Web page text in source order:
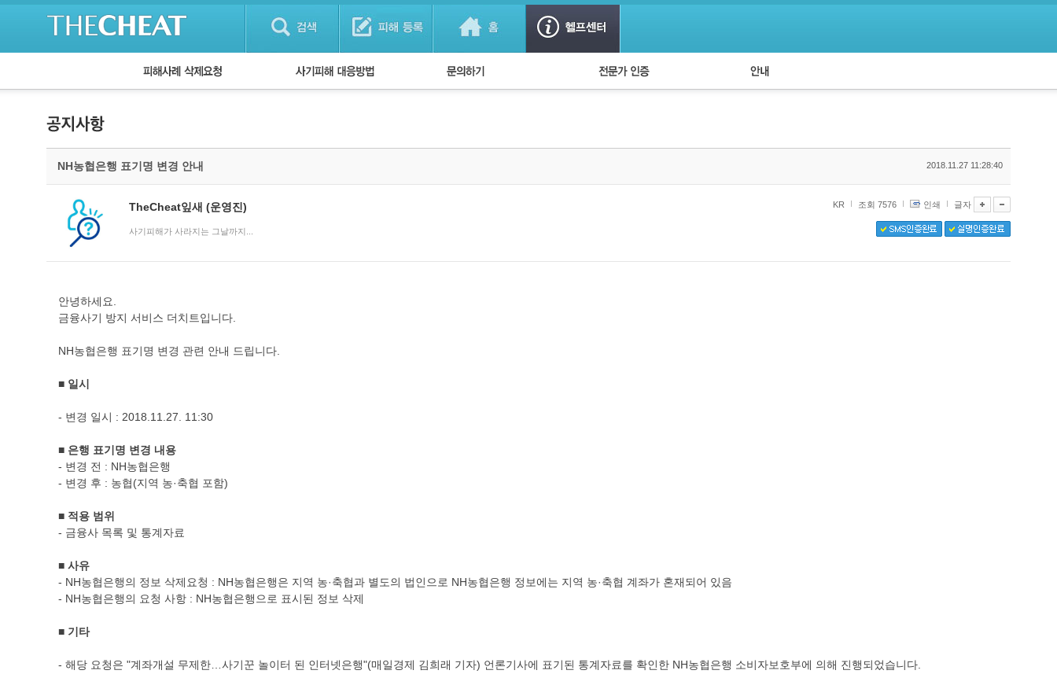
피해사례 삭제요청 단계별 대응방법 1:1 문의하기 경찰회원 인증 공지사항
NH농협은행 표기명 변경 안내 2018.11.27 11:28:40
TheCheat잎새 (운영진)
사기피해가 사라지는 그날까지...
KR 조회 7576 인쇄 글자
안녕하세요.
금융사기 방지 서비스 더치트입니다.
NH농협은행 표기명 변경 관련 안내 드립니다.
■ 일시
- 변경 일시 : 2018.11.27. 11:30
■ 은행 표기명 변경 내용
- 변경 전 : NH농협은행
- 변경 후 : 농협(지역 농·축협 포함)
■ 적용 범위
- 금융사 목록 및 통계자료
■ 사유
- NH농협은행의 정보 삭제요청 : NH농협은행은 지역 농·축협과 별도의 법인으로 NH농협은행 정보에는 지역 농·축협 계좌가 혼재되어 있음
- NH농협은행의 요청 사항 : NH농협은행으로 표시된 정보 삭제
■ 기타
- 해당 요청은 "계좌개설 무제한…사기꾼 놀이터 된 인터넷은행"(매일경제 김희래 기자) 언론기사에 표기된 통계자료를 확인한 NH농협은행 소비자보호부에 의해 진행되었습니다.